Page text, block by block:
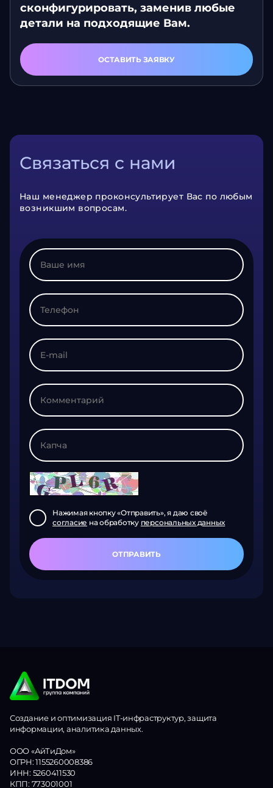
сконфигурировать, заменив любые
детали на подходящие Вам.
ОСТАВИТЬ ЗАЯВКУ
Связаться с нами
Наш менеджер проконсультирует Вас по любым
возникшим вопросам.
Нажимая кнопку «Отправить», я даю своё
согласие на обработку персональных данных
ОТПРАВИТЬ
Создание и оптимизация IT-инфраструктур, защита
информации, аналитика данных.
ООО «АйТиДом»
ОГРН: 1155260008386
ИНН: 5260411530
КПП: 773001001